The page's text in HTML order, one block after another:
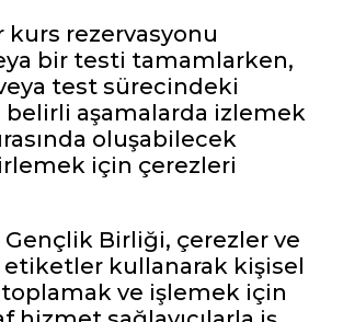
kurs rezervasyonu
bir testi tamamlarken,
test sürecindeki
belirli aşamalarda izlemek
oluşabilecek
için çerezleri
Gençlik Birliği, çerezler ve
kullanarak kişisel
ve işlemek için